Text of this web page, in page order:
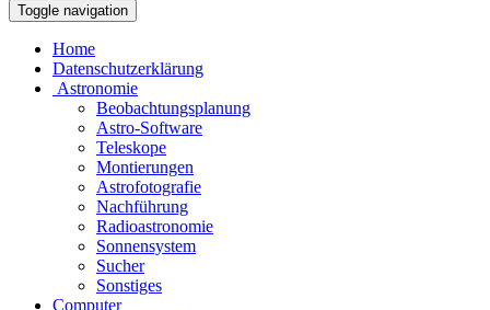
Toggle navigation
Home
Datenschutzerklärung
Astronomie
Beobachtungsplanung
Astro-Software
Teleskope
Montierungen
Astrofotografie
Nachführung
Radioastronomie
Sonnensystem
Sucher
Sonstiges
Computer